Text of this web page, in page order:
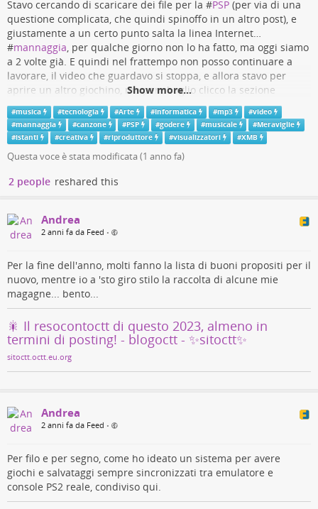
#collegamenti#dati#epico #footer #IndieAuth #info
#interessanti#link#metadati#MicroBlog#navigazione#plugin
#profilo#schifo# sito #standard#validatore#web#Webring
# WordPress
l'anello web indiano - fritto misto di octospacc
Anche oggi, per l’ennesima volta in cui mi faccio distrarre da
#collegamenti colorati durante la mia #navigazione errante nell’oceano
del #web, scopro nuove cose #interessanti.
minioctt (fritto misto di octospacc)
Stavo cercando di scaricare dei file per la #PSP (per via di una
questione complicata, che quindi spinoffo in un altro post), e
giustamente a un certo punto salta la linea Internet…
#mannaggia, per qualche giorno non lo ha fatto, ma oggi siamo
a 2 volte già. E quindi nel frattempo non posso continuare a
lavorare, il video che guardavo si stoppa, e allora stavo per
aprire un altro giochino, ma per sbaglio clicco la sezione
#Musicadella #XMB… e scopro che ho una decina di #MP3
vecchi sulla mia Memory Stick. 1 #canzonenormale, 1 royalty-
free, 1 che credo sia una OST, e tutto il resto meme morti o mai
vissuti, con una buona dose di cringe. Ma, noto e ricordo una
bellissima cosa: i visualizzatori del #riproduttore
sistema. 😍️
resiste qualche implementazione vecchia (come VLC, perché se
il codice degli effetti c’è già da anni allora non ha senso levarlo)
ma ormai a nessuno frega più; figuriamoci sugli smartphone
#visualizzatori(magari per la schermata di blocco),
considerando che ormai la musica la si ascolta sempre più con
quelli. Più passa il tempo e più la #
senza però diventare necessariamente più utile (vedi come i
sistemi operativi commerciali diventano sempre più castrati), e
di ciò sono triste… quindi è sempre bello ritrovare piccoli
#istantiper #
Show more...
#musica #tecnologia #Arte #Informatica #mp3 #video
#mannaggia #canzone #PSP #godere #musicale #Meraviglie
#istanti #creativa #riproduttore #visualizzatori #XMB
Questa voce è stata modificata (1 anno fa)
2 people reshared this
Andrea
2 anni fa da Feed •
Per la fine dell'anno, molti fanno la lista di buoni propositi per il
nuovo, mentre io a 'sto giro stilo la raccolta di alcune mie
magagne... bento...
🎇 Il resocontoctt di questo 2023, almeno in
termini di posting! - blogoctt - ✨sitoctt✨
sitoctt.octt.eu.org
Andrea
2 anni fa da Feed •
Per filo e per segno, come ho ideato un sistema per avere
giochi e salvataggi sempre sincronizzati tra emulatore e
console PS2 reale, condiviso qui.